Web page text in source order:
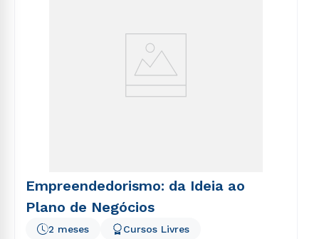
Empreendedorismo: da Ideia ao
Plano de Negócios
2 meses Cursos Livres